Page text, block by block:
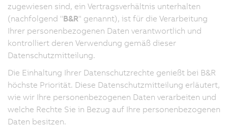
zugewiesen sind, ein Vertragsverhältnis unterhalten
(nachfolgend "B&R" genannt), ist für die Verarbeitung
Ihrer personenbezogenen Daten verantwortlich und
kontrolliert deren Verwendung gemäß dieser
Datenschutzmitteilung.
Die Einhaltung Ihrer Datenschutzrechte genießt bei B&R
höchste Priorität. Diese Datenschutzmitteilung erläutert,
wie wir Ihre personenbezogenen Daten verarbeiten und
welche Rechte Sie in Bezug auf Ihre personenbezogenen
Daten besitzen.